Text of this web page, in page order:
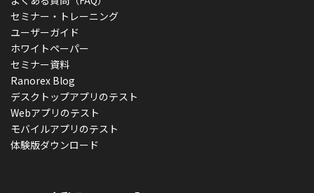
セミナー・トレーニング
ユーザーガイド
ホワイトペーパー
セミナー資料
Ranorex Blog
デスクトップアプリのテスト
Webアプリのテスト
モバイルアプリのテスト
体験版ダウンロード